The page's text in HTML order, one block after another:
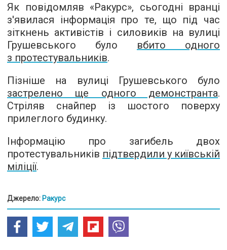
Як повідомляв «Ракурс», сьогодні вранці
з'явилася інформація про те, що під час
зіткнень активістів і силовиків на вулиці
Грушевського було вбито одного
з протестувальників.
Пізніше на вулиці Грушевського було
застрелено ще одного демонстранта.
Стріляв снайпер із шостого поверху
прилеглого будинку.
Інформацію про загибель двох
протестувальників підтвердили у київській
міліції.
Джерело: Ракурс